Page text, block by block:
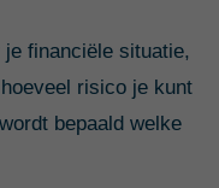
financiële situatie,
risico je kunt
bepaald welke